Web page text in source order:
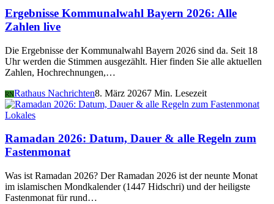
Ergebnisse Kommunalwahl Bayern 2026: Alle
Zahlen live
Die Ergebnisse der Kommunalwahl Bayern 2026 sind da. Seit 18
Uhr werden die Stimmen ausgezählt. Hier finden Sie alle aktuellen
Zahlen, Hochrechnungen,…
RNRathaus Nachrichten8. März 20267 Min. Lesezeit
Lokales
Ramadan 2026: Datum, Dauer & alle Regeln zum
Fastenmonat
Was ist Ramadan 2026? Der Ramadan 2026 ist der neunte Monat
im islamischen Mondkalender (1447 Hidschri) und der heiligste
Fastenmonat für rund…